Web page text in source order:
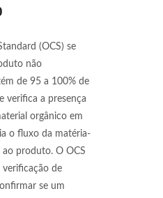
(OCS) se
não
de 95 a 100% de
verifica a presença
orgânico em
o fluxo da matéria-
produto. O OCS
de
se um